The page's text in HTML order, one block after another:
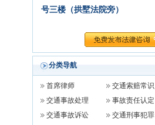
号三楼（拱墅法院旁）
分类导航
首席律师
交通索赔常识
交通事故处理
事故责任认定
交通事故诉讼
交通刑事犯罪